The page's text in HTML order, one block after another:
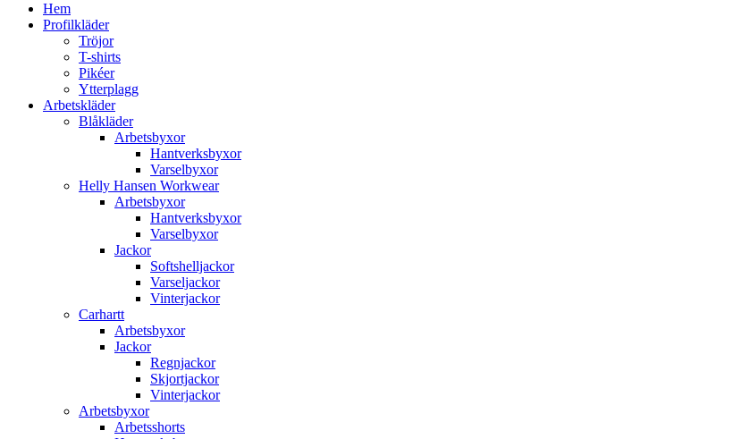
Hem
Profilkläder
Tröjor
T-shirts
Pikéer
Ytterplagg
Arbetskläder
Blåkläder
Arbetsbyxor
Hantverksbyxor
Varselbyxor
Helly Hansen Workwear
Arbetsbyxor
Hantverksbyxor
Varselbyxor
Jackor
Softshelljackor
Varseljackor
Vinterjackor
Carhartt
Arbetsbyxor
Jackor
Regnjackor
Skjortjackor
Vinterjackor
Arbetsbyxor
Arbetsshorts